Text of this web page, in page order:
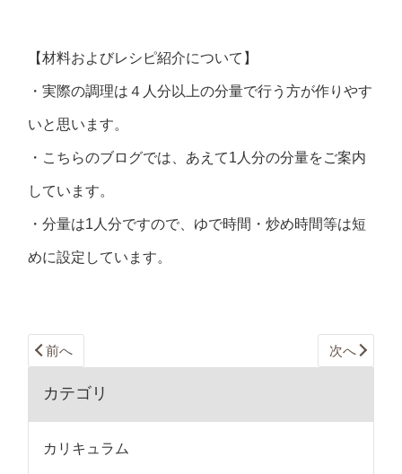
【材料およびレシピ紹介について】
・実際の調理は４人分以上の分量で行う方が作りやす
いと思います。
・こちらのブログでは、あえて1人分の分量をご案内
しています。
・分量は1人分ですので、ゆで時間・炒め時間等は短
めに設定しています。
前へ 次へ
カテゴリ
カリキュラム